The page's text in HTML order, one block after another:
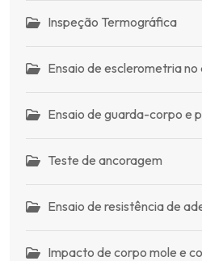
Inspeção Termográfica
Ensaio de esclerometria
Ensaio de guarda-corpo e
Teste de ancoragem
Ensaio de resistência de
Impacto de corpo mole e